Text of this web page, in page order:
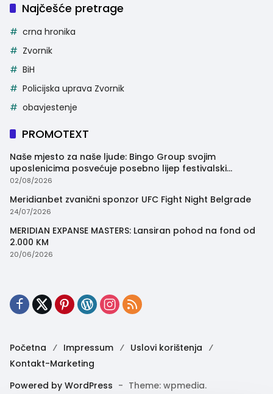
Najčešće pretrage
crna hronika
Zvornik
BiH
Policijska uprava Zvornik
obavjestenje
PROMOTEXT
Naše mjesto za naše ljude: Bingo Group svojim
uposlenicima posvećuje posebno lijep festivalski
trenutak
02/08/2026
Meridianbet zvanični sponzor UFC Fight Night Belgrade
24/07/2026
MERIDIAN EXPANSE MASTERS: Lansiran pohod na fond od
2.000 KM
20/06/2026
Početna Impressum
Uslovi korištenja
Kontakt-Marketing
Powered by WordPress - Theme: wpmedia.